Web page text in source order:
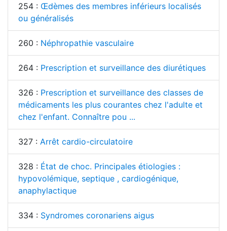
254 : Œdèmes des membres inférieurs localisés
ou généralisés
260 : Néphropathie vasculaire
264 : Prescription et surveillance des diurétiques
326 : Prescription et surveillance des classes de
médicaments les plus courantes chez l'adulte et
chez l'enfant. Connaître pou ...
327 : Arrêt cardio-circulatoire
328 : État de choc. Principales étiologies :
hypovolémique, septique , cardiogénique,
anaphylactique
334 : Syndromes coronariens aigus